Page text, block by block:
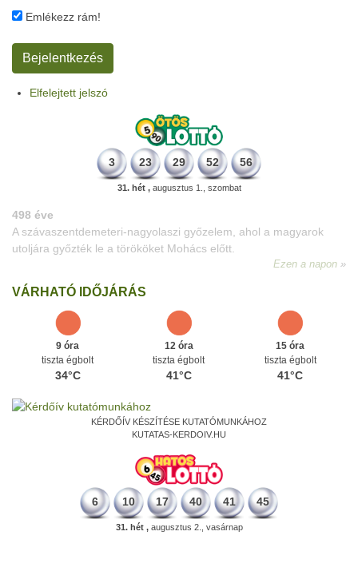
Emlékezz rám!
Elfelejtett jelszó
3 23 29 52 56
31. hét ,augusztus 1., szombat
498 éve
A szávaszentdemeteri-nagyolaszi győzelem, ahol a magyarok
utoljára győzték le a törököket Mohács előtt.
Ezen a napon
VÁRHATÓ IDŐJÁRÁS
9 óra
tiszta égbolt
34°C
12 óra
tiszta égbolt
41°C
15 óra
tiszta égbolt
41°C
KÉRDŐÍV KÉSZÍTÉSE KUTATÓMUNKÁHOZ
KUTATAS-KERDOIV.HU
6 10 17 40 41 45
31. hét ,augusztus 2., vasárnap